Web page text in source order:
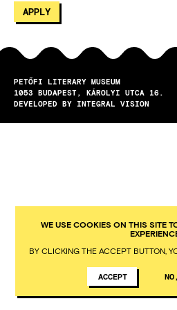
PETŐFI LITERARY MUSEUM
1053
BUDAPEST
KÁROLYI UTCA 16.
DEVELOPED BY INTEGRAL VISION
WE USE COOKIES ON THIS SITE
BY CLICKING THE ACCEPT BUTTON,
ACCEPT